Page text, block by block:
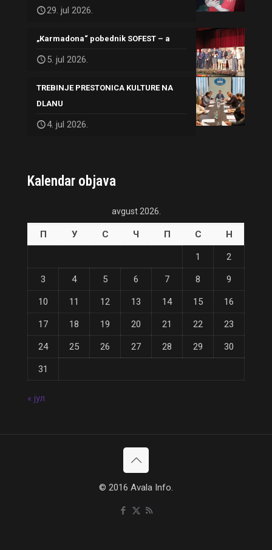
29. jul 2026.
„Karmadona“ pobednik SOFEST – a
5. jul 2026.
TREBINJE PRESTONICA KULTURE NA
DLANU
4. jul 2026.
Kalendar objava
avgust 2026.
П У С Ч П С Н
1 2
3 4 5 6 7 8 9
10 11 12 13 14 15 16
17 18 19 20 21 22 23
24 25 26 27 28 29 30
31
« јул
© 2016 Avala Info.